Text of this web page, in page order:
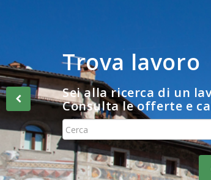
Trova lavoro
Sei alla ricerca di un
Consulta le offerte e
Consulta la
Consulta